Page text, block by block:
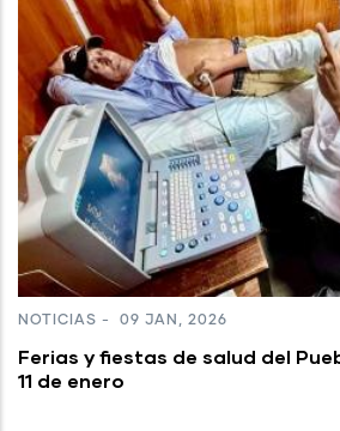
NOTICIAS - 09 JAN, 2026
Ferias y fiestas de salud del
11 de enero